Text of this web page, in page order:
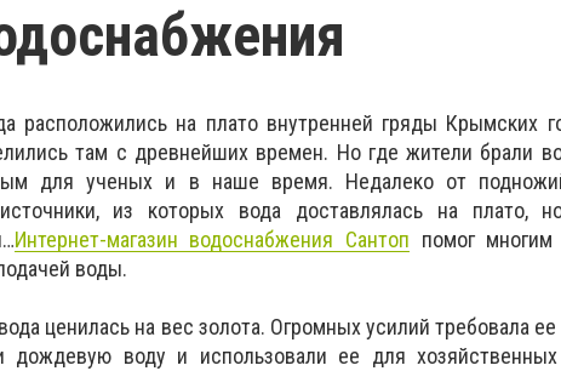
расположились на плато внутренней гряды Крымских
там с древнейших времен. Но где жители брали
для ученых и в наше время. Недалеко от
из которых вода доставлялась на плато,
Интернет-магазин водоснабжения Сантоп помог
воды.
ценилась на вес золота. Огромных усилий требовала ее
дождевую воду и использовали ее для